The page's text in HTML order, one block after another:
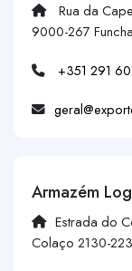
Rua da
9000-267
+351 291
Armazém
Estrada do
Colaço 2130-